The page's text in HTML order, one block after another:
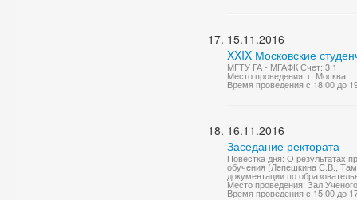
15.11.2016
XXIX Московские
МГТУ ГА - МГАФК Счет: 3:1
Место проведения: г. Москва
Время проведения с 18:00 до
16.11.2016
Заседание ректората
Повестка дня: О результатах
обучения (Лепешкина С.В.,
документации по
Место проведения: Зал
Время проведения с 15:00 до